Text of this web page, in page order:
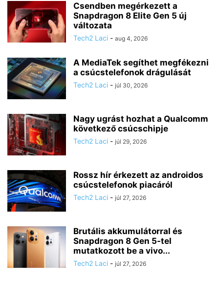
Csendben megérkezett a
Snapdragon 8 Elite Gen 5 új
változata
Tech2 Laci - aug 4, 2026
A MediaTek segíthet megfékezni
a csúcstelefonok drágulását
Tech2 Laci - júl 30, 2026
Nagy ugrást hozhat a Qualcomm
következő csúcschipje
Tech2 Laci - júl 29, 2026
Rossz hír érkezett az androidos
csúcstelefonok piacáról
Tech2 Laci - júl 27, 2026
Brutális akkumulátorral és
Snapdragon 8 Gen 5-tel
mutatkozott be a vivo...
Tech2 Laci - júl 27, 2026